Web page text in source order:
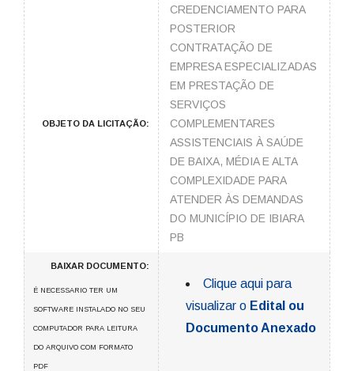
OBJETO DA LICITAÇÃO:
CREDENCIAMENTO PARA
POSTERIOR
CONTRATAÇÃO DE
EMPRESA ESPECIALIZADAS
EM PRESTAÇÃO DE
SERVIÇOS
COMPLEMENTARES
ASSISTENCIAIS À SAÚDE
DE BAIXA, MÉDIA E ALTA
COMPLEXIDADE PARA
ATENDER ÀS DEMANDAS
DO MUNICÍPIO DE IBIARA
PB
BAIXAR DOCUMENTO:
É NECESSARIO TER UM
SOFTWARE INSTALADO NO SEU
COMPUTADOR PARA LEITURA
DO ARQUIVO COM FORMATO
PDF
Clique aqui para
visualizar o Edital ou
Documento Anexado